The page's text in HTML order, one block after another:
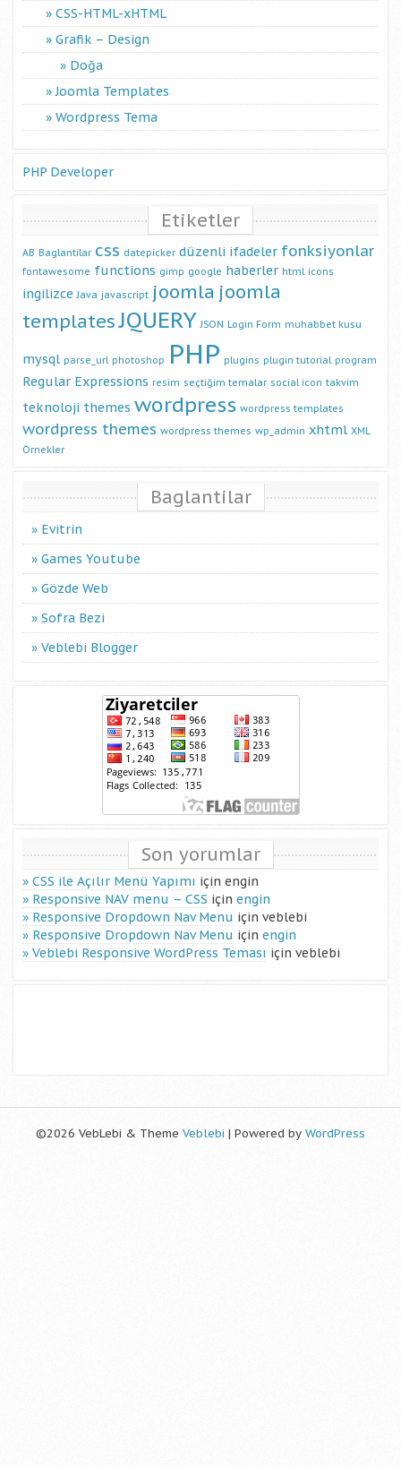
CSS-HTML-xHTML
Grafik – Design
Doğa
Joomla Templates
Wordpress Tema
PHP Developer
Etiketler
AB Baglantilar css datepicker düzenli ifadeler fonksiyonlar
fontawesome functions gimp google haberler html icons
ingilizce Java javascript joomla joomla
templatesJQUERY JSON Login Form muhabbet kusu
mysql parse_url photoshop PHP plugins plugin tutorial program
Regular Expressions resim seçtiğim temalar social icon takvim
teknoloji themes wordpress wordpress templates
wordpress themes wordpress themes wp_admin xhtml XML
Örnekler
Baglantilar
Evitrin
Games Youtube
Gözde Web
Sofra Bezi
Veblebi Blogger
Son yorumlar
CSS ile Açılır Menü Yapımı için engin
Responsive NAV menu – CSS için engin
Responsive Dropdown Nav Menu için veblebi
Responsive Dropdown Nav Menu için engin
Veblebi Responsive WordPress Teması için veblebi
©2026 VebLebi & Theme Veblebi | Powered by WordPress